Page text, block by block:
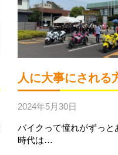
人に大事にされる
2024年5月30日
バイクって憧れがずっと
時代は…